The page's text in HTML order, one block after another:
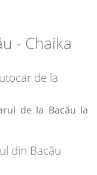
cazare
- Chaika
de la
de la Bacău la
din Bacău